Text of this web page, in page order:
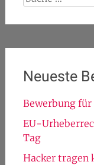
nach:
Neueste
Bewerbung für
EU-
Tag
Hacker tragen